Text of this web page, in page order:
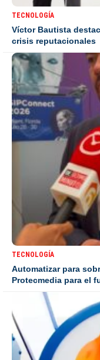
TECNOLOGÍA
Víctor Bautista
crisis reputacionales
TECNOLOGÍA
Automatizar para
Protecmedia para el